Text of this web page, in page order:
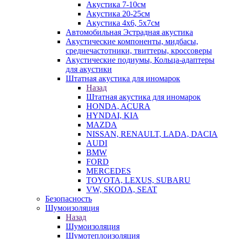
Акустика 7-10см
Акустика 20-25см
Акустика 4х6, 5х7см
Автомобильная Эстрадная акустика
Акустические компоненты, мидбасы,
среднечастотники, твиттеры, кроссоверы
Акустические подиумы, Кольца-адаптеры
для акустики
Штатная акустика для иномарок
Назад
Штатная акустика для иномарок
HONDA, ACURA
HYNDAI, KIA
MAZDA
NISSAN, RENAULT, LADA, DACIA
AUDI
BMW
FORD
MERCEDES
TOYOTA, LEXUS, SUBARU
VW, SKODA, SEAT
Безопасность
Шумоизоляция
Назад
Шумоизоляция
Шумотеплоизоляция